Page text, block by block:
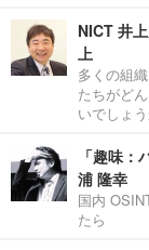
NICT 井
上
多くの組
たちがど
いでしょ
「趣味
浦 隆幸
国内
たら